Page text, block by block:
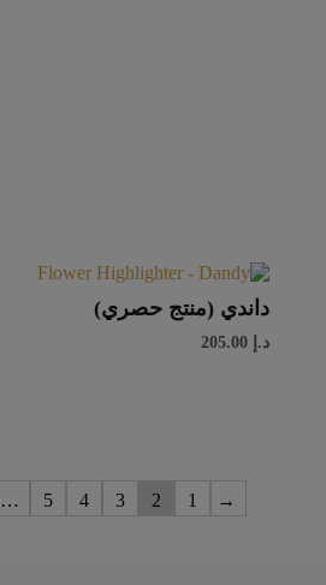
داندي (منتج حصري)
د.إ
→
1
2
3
4
5
…